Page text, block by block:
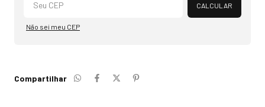
CALCULAR
Não sei meu CEP
Compartilhar